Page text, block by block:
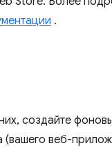
.
создайте
веб-